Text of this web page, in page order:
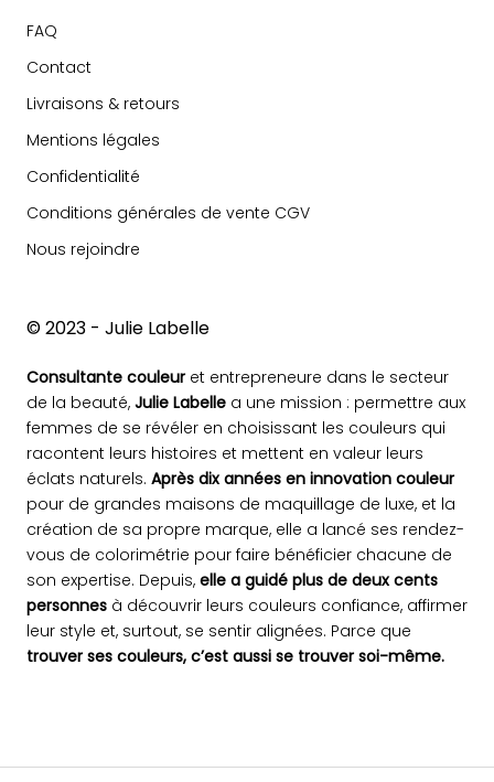
FAQ
Contact
Livraisons & retours
Mentions légales
Confidentialité
Conditions générales de vente CGV
Nous rejoindre
© 2023 - Julie Labelle
Consultante couleur et entrepreneure dans le secteur
de la beauté, Julie Labelle a une mission : permettre aux
femmes de se révéler en choisissant les couleurs qui
racontent leurs histoires et mettent en valeur leurs
éclats naturels. Après dix années en innovation couleur
pour de grandes maisons de maquillage de luxe, et la
création de sa propre marque, elle a lancé ses rendez-
vous de colorimétrie pour faire bénéficier chacune de
son expertise. Depuis, elle a guidé plus de deux cents
personnes à découvrir leurs couleurs confiance, affirmer
leur style et, surtout, se sentir alignées. Parce que
trouver ses couleurs, c’est aussi se trouver soi-même.